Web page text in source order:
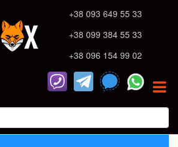
+38 093 649 55 33
+38 099 384 55 33
+38 096 154 99 02